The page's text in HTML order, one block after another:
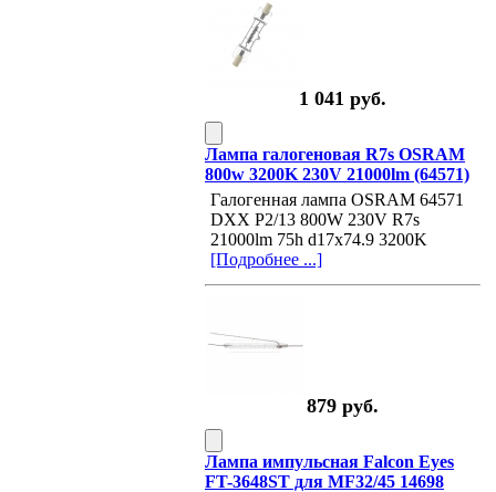
1 041 руб.
Лампа галогеновая R7s OSRAM
800w 3200K 230V 21000lm (64571)
Галогенная лампа OSRAM 64571
DXX P2/13 800W 230V R7s
21000lm 75h d17x74.9 3200K
[Подробнее ...]
879 руб.
Лампа импульсная Falcon Eyes
FT-3648ST для MF32/45 14698